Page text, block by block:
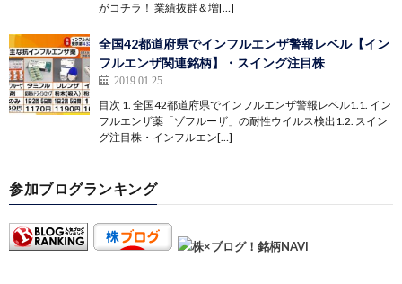
がコチラ！ 業績抜群＆増[…]
全国42都道府県でインフルエンザ警報レベル【イン
フルエンザ関連銘柄】・スイング注目株
2019.01.25
目次 1. 全国42都道府県でインフルエンザ警報レベル1.1. イン
フルエンザ薬「ゾフルーザ」の耐性ウイルス検出1.2. スイン
グ注目株・インフルエン[…]
参加ブログランキング